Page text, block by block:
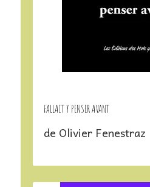
FALLAIT Y PENSER AVANT
de Olivier Fenestraz